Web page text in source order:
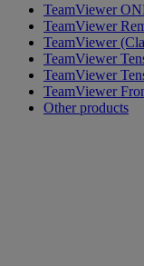
TeamViewer
TeamViewer
TeamViewer
TeamViewer
TeamViewer
TeamViewer
Other products